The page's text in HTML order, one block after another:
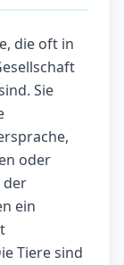
die oft in
Sie
oder
der
ein
Tiere sind